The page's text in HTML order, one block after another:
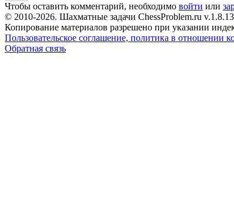
Чтобы оставить комментарий, необходимо войти или
© 2010-2026. Шахматные задачи ChessProblem.ru v.1.8.13
Копирование материалов разрешено при указании
Пользовательское соглашение, политика в отношении
Обратная связь